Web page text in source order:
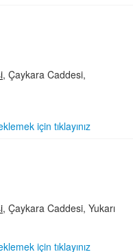
, Çaykara Caddesi,
için tıklayınız
, Çaykara Caddesi, Yukarı
için tıklayınız